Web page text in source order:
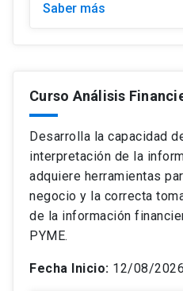
Saber más
Curso Análisis
Desarrolla la capacidad
interpretación de la
adquiere herramientas
negocio y la correcta
de la información
PYME.
Fecha Inicio: 12/08/2026